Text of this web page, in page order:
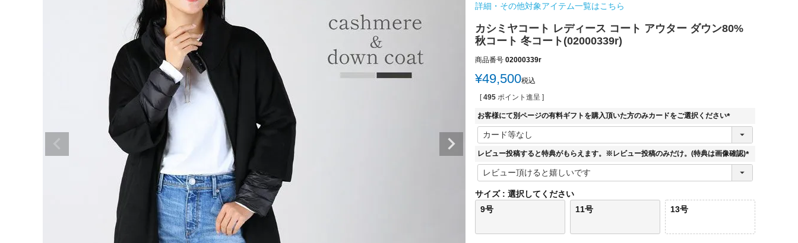
詳細・その他対象アイテム一覧はこちら
カシミヤコート レディース コート アウター ダウン80%
秋コート 冬コート(02000339r)
商品番号 02000339r
¥49,500税込
[ 495 ポイント進呈 ]
お客様にて別ページの有料ギフトを購入頂いた方のみカードをご選択ください
(
須
レビュー投稿すると特典がもらえます。※レビュー投稿のみだけ。(特典は画像確認)
(
)
サイズ
選択してください
9号
11号 13号